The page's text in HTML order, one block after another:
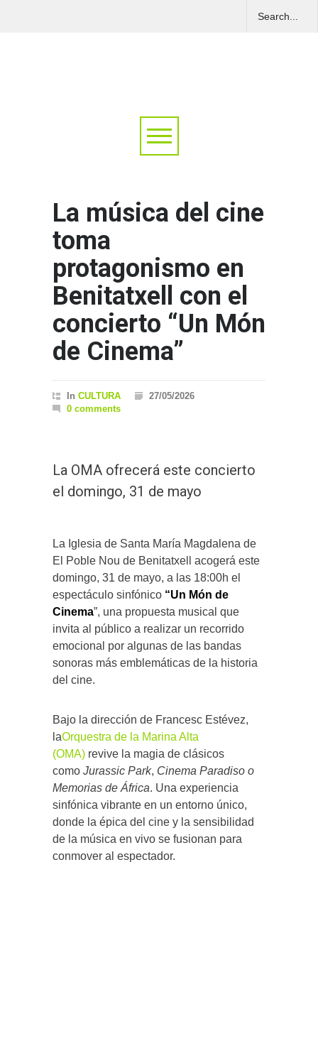
La música del cine
toma
protagonismo en
Benitatxell con el
concierto “Un Món
de Cinema”
In CULTURA
27/05/2026
0 comments
La OMA ofrecerá este concierto
el domingo, 31 de mayo
La Iglesia de Santa María Magdalena de
El Poble Nou de Benitatxell acogerá este
domingo, 31 de mayo, a las 18:00h el
espectáculo sinfónico “Un Món de
Cinema”, una propuesta musical que
invita al público a realizar un recorrido
emocional por algunas de las bandas
sonoras más emblemáticas de la historia
del cine.
Bajo la dirección de Francesc Estévez,
laOrquestra de la Marina Alta
(OMA) revive la magia de clásicos
como Jurassic Park, Cinema Paradiso o
Memorias de África. Una experiencia
sinfónica vibrante en un entorno único,
donde la épica del cine y la sensibilidad
de la música en vivo se fusionan para
conmover al espectador.